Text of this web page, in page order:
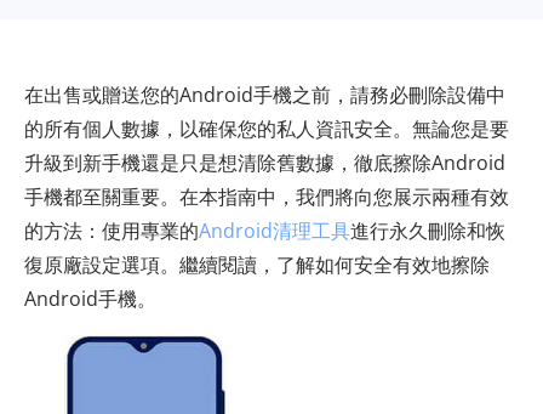
在出售或贈送您的Android手機之前，請務必刪除設備中
的所有個人數據，以確保您的私人資訊安全。無論您是要
升級到新手機還是只是想清除舊數據，徹底擦除Android
手機都至關重要。在本指南中，我們將向您展示兩種有效
的方法：使用專業的Android清理工具進行永久刪除和恢
復原廠設定選項。繼續閱讀，了解如何安全有效地擦除
Android手機。